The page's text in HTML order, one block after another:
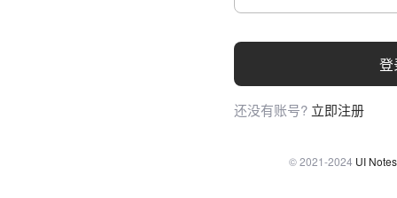
登
还没有账号? 立即注册
© 2021-2024 UI Notes